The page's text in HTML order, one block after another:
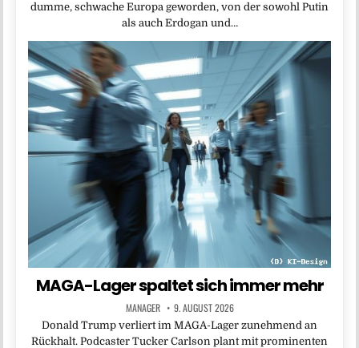
dumme, schwache Europa geworden, von der sowohl Putin
als auch Erdogan und…
MAGA-Lager spaltet sich immer mehr
MANAGER 9. AUGUST 2026
Donald Trump verliert im MAGA-Lager zunehmend an
Rückhalt. Podcaster Tucker Carlson plant mit prominenten